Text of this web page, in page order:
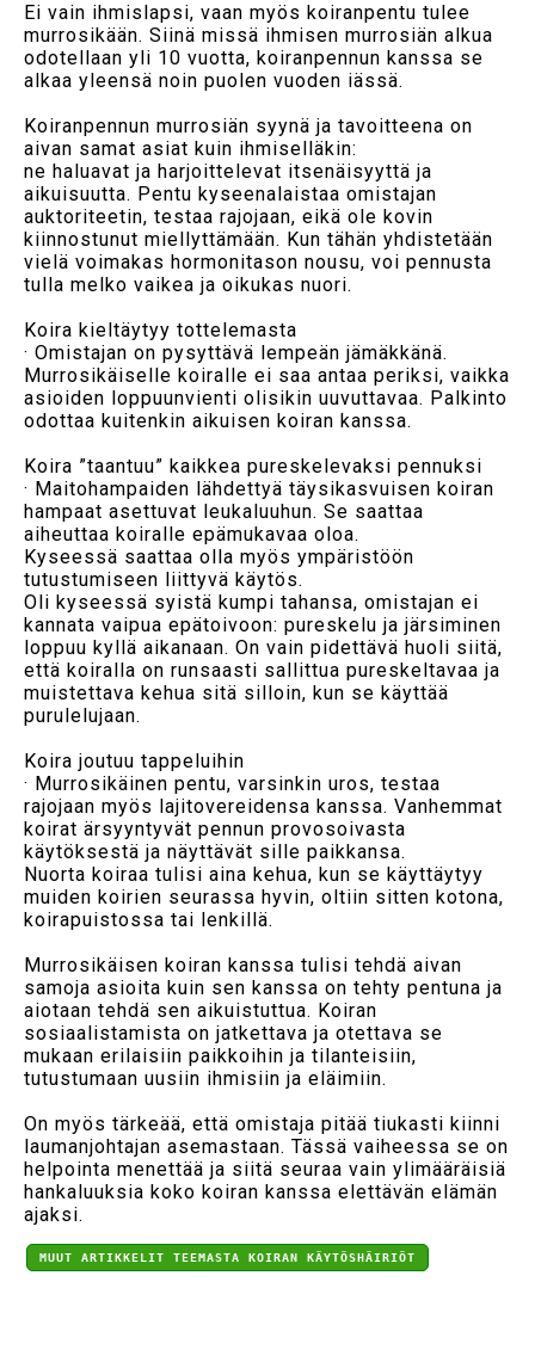
Ei vain ihmislapsi, vaan myös koiranpentu tulee
murrosikään. Siinä missä ihmisen murrosiän alkua
odotellaan yli 10 vuotta, koiranpennun kanssa se
alkaa yleensä noin puolen vuoden iässä.
Koiranpennun murrosiän syynä ja tavoitteena on
aivan samat asiat kuin ihmiselläkin:
ne haluavat ja harjoittelevat itsenäisyyttä ja
aikuisuutta. Pentu kyseenalaistaa omistajan
auktoriteetin, testaa rajojaan, eikä ole kovin
kiinnostunut miellyttämään. Kun tähän yhdistetään
vielä voimakas hormonitason nousu, voi pennusta
tulla melko vaikea ja oikukas nuori.
Koira kieltäytyy tottelemasta
· Omistajan on pysyttävä lempeän jämäkkänä.
Murrosikäiselle koiralle ei saa antaa periksi, vaikka
asioiden loppuunvienti olisikin uuvuttavaa. Palkinto
odottaa kuitenkin aikuisen koiran kanssa.
Koira ”taantuu” kaikkea pureskelevaksi pennuksi
· Maitohampaiden lähdettyä täysikasvuisen koiran
hampaat asettuvat leukaluuhun. Se saattaa
aiheuttaa koiralle epämukavaa oloa.
Kyseessä saattaa olla myös ympäristöön
tutustumiseen liittyvä käytös.
Oli kyseessä syistä kumpi tahansa, omistajan ei
kannata vaipua epätoivoon: pureskelu ja järsiminen
loppuu kyllä aikanaan. On vain pidettävä huoli siitä,
että koiralla on runsaasti sallittua pureskeltavaa ja
muistettava kehua sitä silloin, kun se käyttää
purulelujaan.
Koira joutuu tappeluihin
· Murrosikäinen pentu, varsinkin uros, testaa
rajojaan myös lajitovereidensa kanssa. Vanhemmat
koirat ärsyyntyvät pennun provosoivasta
käytöksestä ja näyttävät sille paikkansa.
Nuorta koiraa tulisi aina kehua, kun se käyttäytyy
muiden koirien seurassa hyvin, oltiin sitten kotona,
koirapuistossa tai lenkillä.
Murrosikäisen koiran kanssa tulisi tehdä aivan
samoja asioita kuin sen kanssa on tehty pentuna ja
aiotaan tehdä sen aikuistuttua. Koiran
sosiaalistamista on jatkettava ja otettava se
mukaan erilaisiin paikkoihin ja tilanteisiin,
tutustumaan uusiin ihmisiin ja eläimiin.
On myös tärkeää, että omistaja pitää tiukasti kiinni
laumanjohtajan asemastaan. Tässä vaiheessa se on
helpointa menettää ja siitä seuraa vain ylimääräisiä
hankaluuksia koko koiran kanssa elettävän elämän
ajaksi.
MUUT ARTIKKELIT TEEMASTA KOIRAN KÄYTÖSHÄIRIÖT
Huipputarjous Sinulle!